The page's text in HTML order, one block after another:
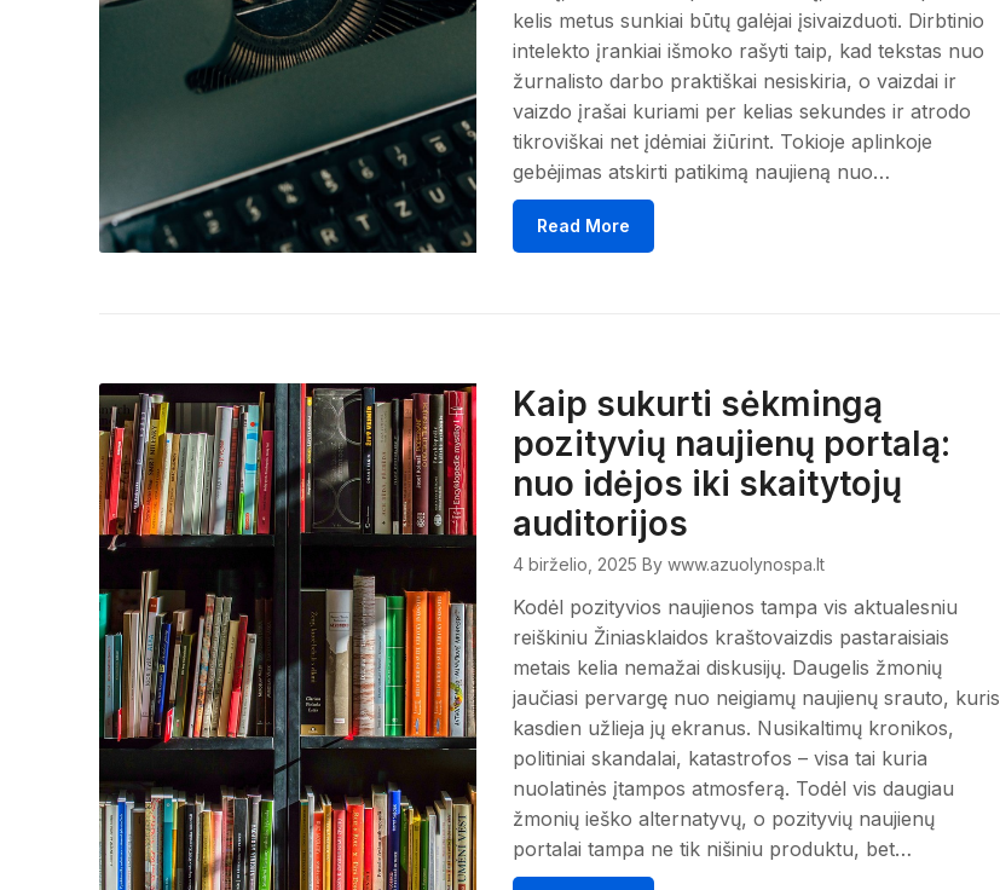
kelis metus sunkiai būtų galėjai įsivaizduoti. Dirbtinio
intelekto įrankiai išmoko rašyti taip, kad tekstas nuo
žurnalisto darbo praktiškai nesiskiria, o vaizdai ir
vaizdo įrašai kuriami per kelias sekundes ir atrodo
tikroviškai net įdėmiai žiūrint. Tokioje aplinkoje
gebėjimas atskirti patikimą naujieną nuo…
Read More
Kaip sukurti sėkmingą
pozityvių naujienų portalą:
nuo idėjos iki skaitytojų
auditorijos
4 birželio, 2025 By www.azuolynospa.lt
Kodėl pozityvios naujienos tampa vis aktualesniu
reiškiniu Žiniasklaidos kraštovaizdis pastaraisiais
metais kelia nemažai diskusijų. Daugelis žmonių
jaučiasi pervargę nuo neigiamų naujienų srauto, kuris
kasdien užlieja jų ekranus. Nusikaltimų kronikos,
politiniai skandalai, katastrofos – visa tai kuria
nuolatinės įtampos atmosferą. Todėl vis daugiau
žmonių ieško alternatyvų, o pozityvių naujienų
portalai tampa ne tik nišiniu produktu, bet…